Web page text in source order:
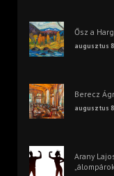
Ősz a
augusztus
Berecz
augusztus
Arany